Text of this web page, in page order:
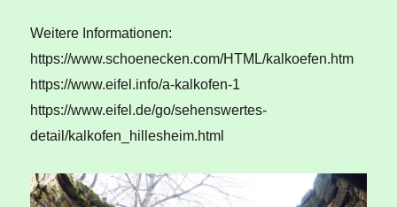
Weitere Informationen:
https://www.schoenecken.com/HTML/kalkoefen.htm
https://www.eifel.info/a-kalkofen-1
https://www.eifel.de/go/sehenswertes-
detail/kalkofen_hillesheim.html